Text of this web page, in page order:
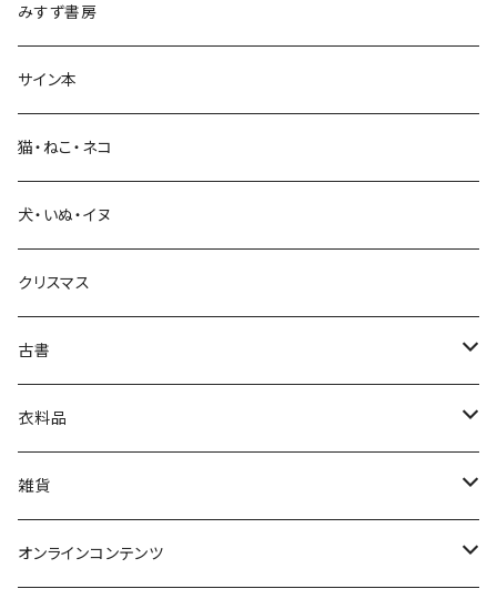
生活・暮らし
芸術・絵画・写真
絵本・児童書
娯楽・エンターテインメント
みすず書房
サイン本
猫・ねこ・ネコ
犬・いぬ・イヌ
クリスマス
古書
古書セット
美術
衣料品
POLEWARDS
Tシャツ
雑貨
バッグ
オンラインコンテンツ